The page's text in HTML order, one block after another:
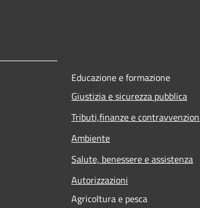
Educazione e formazione
Giustizia e sicurezza pubblica
Tributi,finanze e
Ambiente
Salute, benessere e assistenza
Autorizzazioni
Agricoltura e pesca